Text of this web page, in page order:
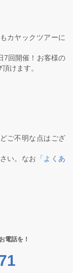
カヤックツアーに
7回開催！お客様の
けます。
ご不明な点はござ
い。なお
「よくあ
電話を！